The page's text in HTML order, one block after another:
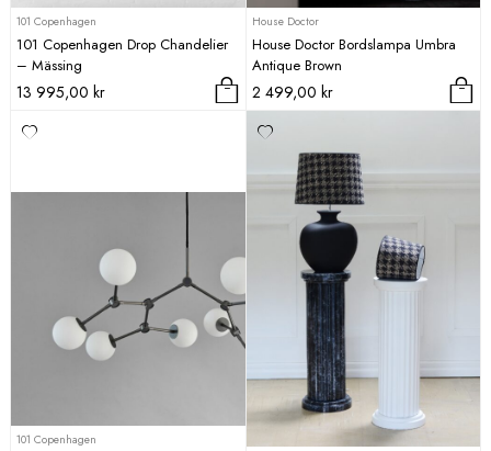
101 Copenhagen
101 Copenhagen Drop Chandelier
– Mässing
13 995,00 kr
House Doctor
House Doctor Bordslampa Umbra
Antique Brown
2 499,00 kr
101 Copenhagen